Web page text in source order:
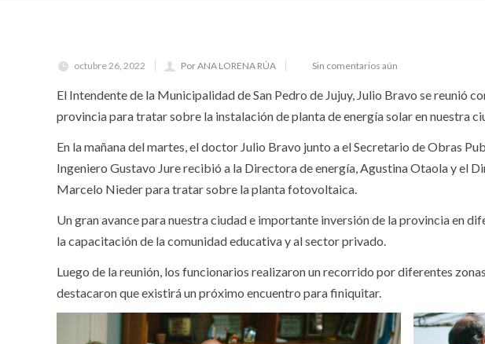
octubre 26, 2022 Por ANA LORENA RÚA Sin comentarios aún
El Intendente de la Municipalidad de San Pedro de Jujuy, Julio Bravo se reunió
provincia para tratar sobre la instalación de planta de energía solar en nuestra
En la mañana del martes, el doctor Julio Bravo junto a el Secretario de Obras
Ingeniero Gustavo Jure recibió a la Directora de energía, Agustina Otaola y el
Marcelo Nieder para tratar sobre la planta fotovoltaica.
Un gran avance para nuestra ciudad e importante inversión de la provincia en
la capacitación de la comunidad educativa y al sector privado.
Luego de la reunión, los funcionarios realizaron un recorrido por diferentes
destacaron que existirá un próximo encuentro para finiquitar.